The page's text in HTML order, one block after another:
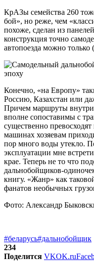
КрАЗы семейства 260
бой», но реже, чем
похоже, сделан из
конструкция точно
автопоезда можно только
Конечно, «на Европу»
Россию, Казахстан или
Причем маршруты
вполне сопоставимы с
существенно
машинах хозяевам
пор много воды утекло.
эксплуатации мне
крае. Теперь не то что
дальнобойщиков-
книгу. «Жанр» как
фанатов необычных
Фото: Александр
#беларусь#дальнобойщик
234
Поделится VKOK.ru